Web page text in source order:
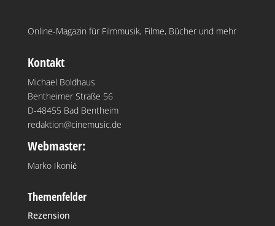
Online-Magazin für Filmmusik, Filme, Bücher und mehr
Kontakt
Michael Boldhaus
Bentheimer Straße 56
D-48455 Bad Bentheim
redaktion@cinemusic.de
Webmaster:
Marko Ikonić
Themenfelder
Rezension